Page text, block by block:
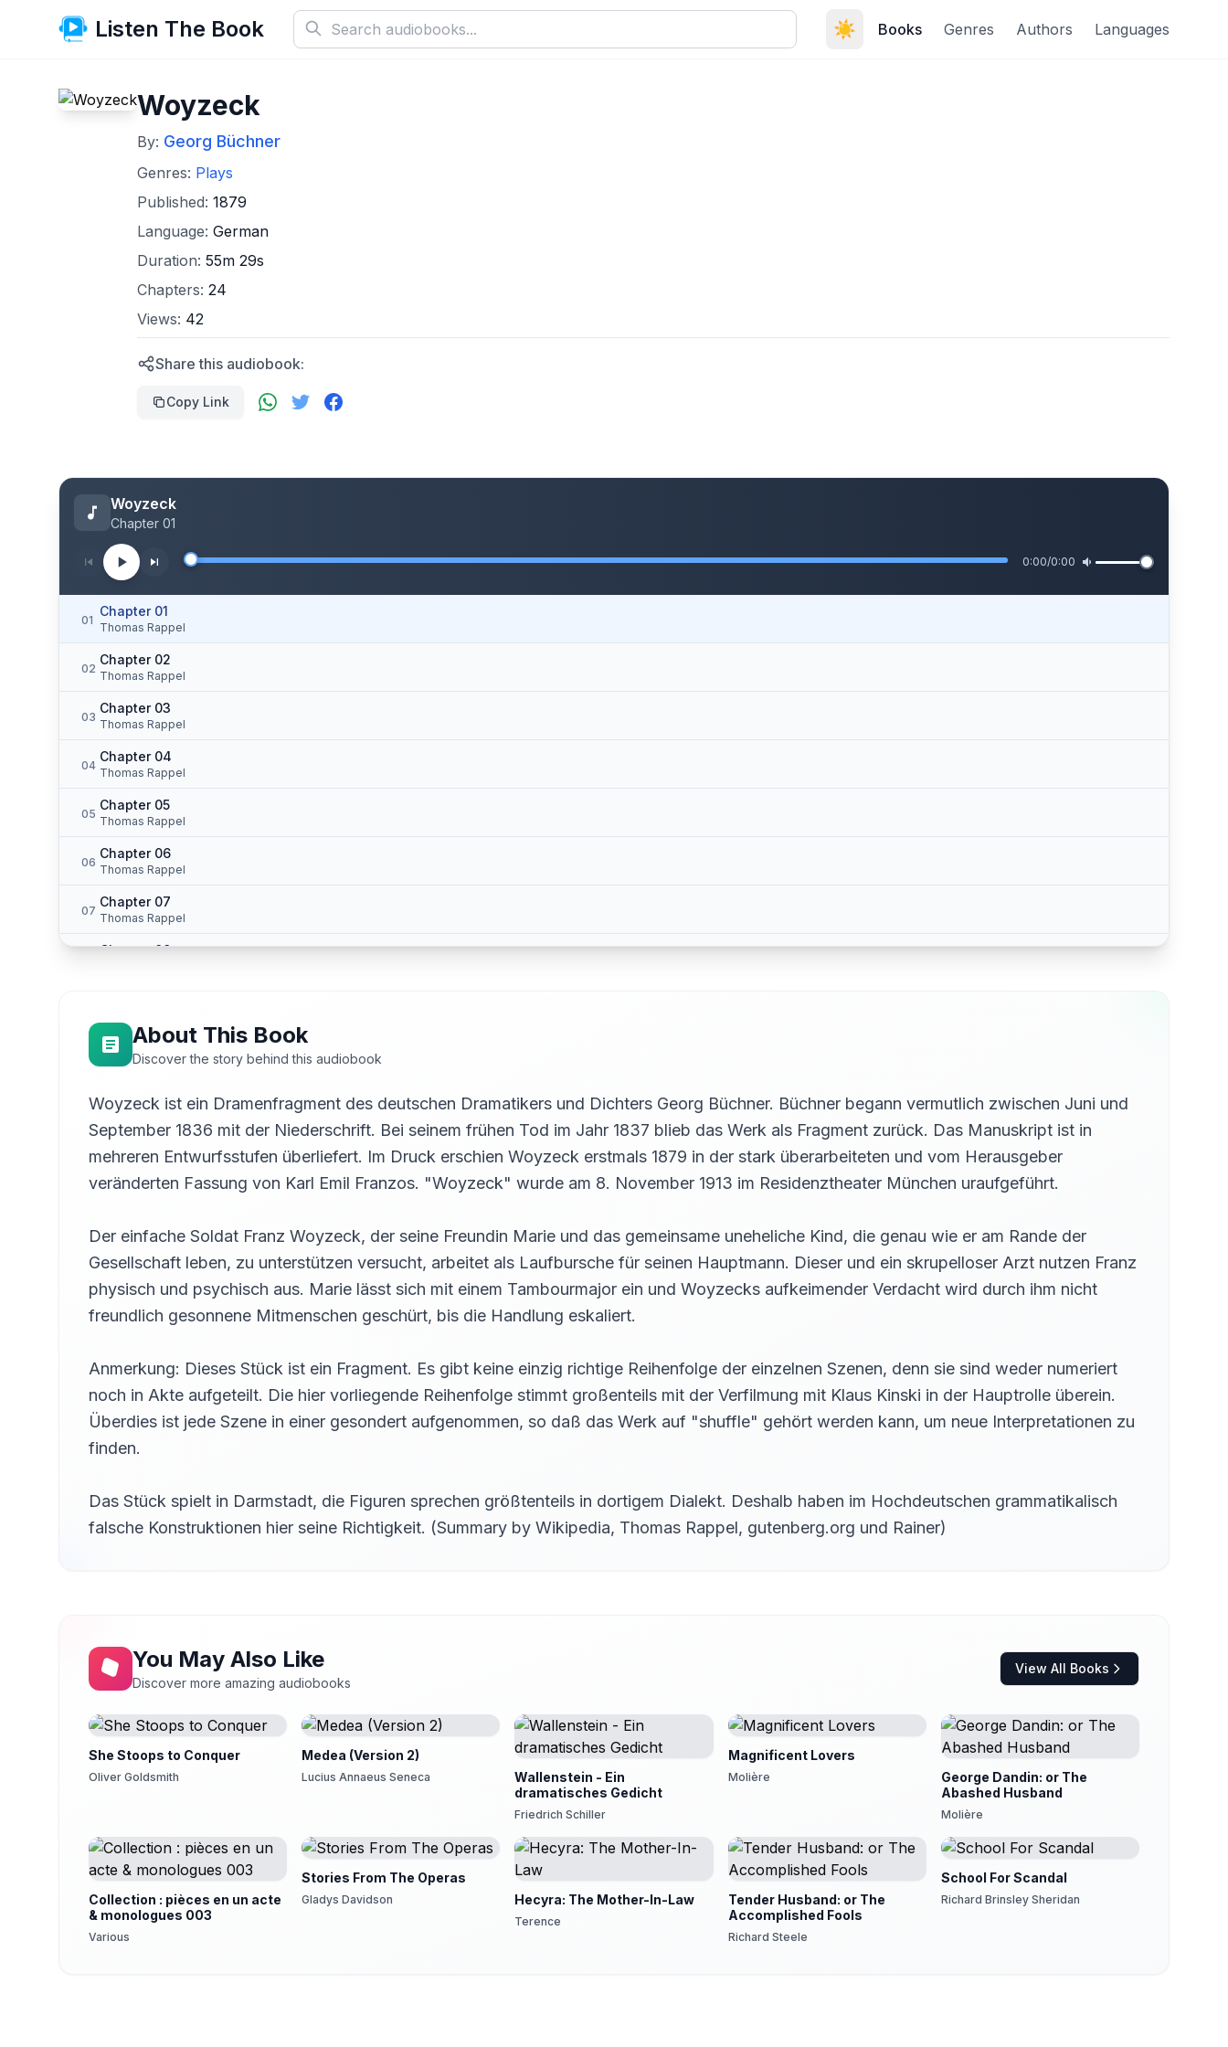
Listen The Book ☀️ Books Genres Authors Languages
Woyzeck
By: Georg Büchner
Genres: Plays
Published: 1879
Language: German
Duration: 55m 29s
Chapters: 24
Views: 42
Share this audiobook:
Copy Link
Woyzeck
Chapter 01
0:00/0:00
01
Chapter 01
Thomas Rappel
02
Chapter 02
Thomas Rappel
03
Chapter 03
Thomas Rappel
04
Chapter 04
Thomas Rappel
05
Chapter 05
Thomas Rappel
06
Chapter 06
Thomas Rappel
07
Chapter 07
Thomas Rappel
Chapter 08
10
Chapter 10
Thomas Rappel
11
Chapter 11
Thomas Rappel
12
Chapter 12
Thomas Rappel
Chapter 13
Chapter 14
Thomas Rappel
15
Chapter 15
17
Chapter 17
Thomas Rappel
18
Thomas Rappel
19
Thomas Rappel
Chapter 20
Thomas Rappel
23
Chapter 23
Thomas Rappel
24
Chapter 24
About This Book
Discover the story behind this audiobook
Woyzeck ist ein Dramenfragment des deutschen Dramatikers und Dichters Georg Büchner. Büchner begann vermutlich zwischen Juni und
September 1836 mit der Niederschrift. Bei seinem frühen Tod im Jahr 1837 blieb das Werk als Fragment zurück. Das Manuskript ist in
mehreren Entwurfsstufen überliefert. Im Druck erschien Woyzeck erstmals 1879 in der stark überarbeiteten und vom Herausgeber
veränderten Fassung von Karl Emil Franzos. "Woyzeck" wurde am 8. November 1913 im Residenztheater München uraufgeführt.
Der einfache Soldat Franz Woyzeck, der seine Freundin Marie und das gemeinsame uneheliche Kind, die genau wie er am Rande der
Gesellschaft leben, zu unterstützen versucht, arbeitet als Laufbursche für seinen Hauptmann. Dieser und ein skrupelloser Arzt nutzen Franz
physisch und psychisch aus. Marie lässt sich mit einem Tambourmajor ein und Woyzecks aufkeimender Verdacht wird durch ihm nicht
freundlich gesonnene Mitmenschen geschürt, bis die Handlung eskaliert.
Anmerkung: Dieses Stück ist ein Fragment. Es gibt keine einzig richtige Reihenfolge der einzelnen Szenen, denn sie sind weder numeriert
noch in Akte aufgeteilt. Die hier vorliegende Reihenfolge stimmt großenteils mit der Verfilmung mit Klaus Kinski in der Hauptrolle überein.
Überdies ist jede Szene in einer gesondert aufgenommen, so daß das Werk auf "shuffle" gehört werden kann, um neue Interpretationen zu
finden.
Das Stück spielt in Darmstadt, die Figuren sprechen größtenteils in dortigem Dialekt. Deshalb haben im Hochdeutschen grammatikalisch
falsche Konstruktionen hier seine Richtigkeit. (Summary by Wikipedia, Thomas Rappel, gutenberg.org und Rainer)
You May Also Like
Discover more amazing audiobooks
View All Books
She Stoops to Conquer
Oliver Goldsmith
Medea (Version 2)
Lucius Annaeus Seneca
Wallenstein - Ein
dramatisches Gedicht
Friedrich Schiller
Magnificent Lovers
Molière
George Dandin: or The
Abashed Husband
Molière
Collection : pièces en un acte
& monologues 003
Various
Stories From The Operas
Gladys Davidson Hecyra: The Mother-In-Law
Terence
Tender Husband: or The
Accomplished Fools
Richard Steele
School For Scandal
Richard Brinsley Sheridan